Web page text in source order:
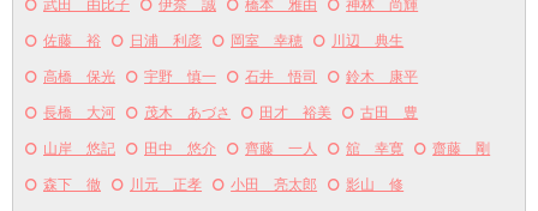
武田 由比子 伊奈 誠 橋本 雅由 神林 尚輝
佐藤 裕 日浦 利彦 岡室 幸穂 川辺 典生
高橋 保光 宇野 慎一 石井 悟司 鈴木 康平
長橋 大河 茂木 あづさ 田才 裕美 古田 豊
山岸 悠記 田中 悠介 齊藤 一人 舘 幸寛 齋藤 剛
森下 徹 川元 正孝 小田 亮太郎 影山 修